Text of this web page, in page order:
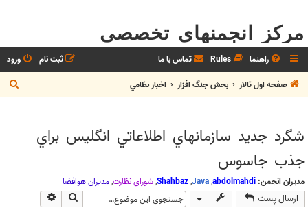
مرکز انجمنهای تخصصی
راهنما Rules تماس با ما ورود
ثبت نام
صفحه اول تالار
بخش جنگ افزار اخبار نظامي
س
شگرد جديد سازمانهاي اطلاعاتي انگليس براي
جذب جاسوس
مدیران انجمن: abdolmahdi
,
Java
,
Shahbaz
,شوراي نظارت,مديران هوافضا
ارسال پست جستجو